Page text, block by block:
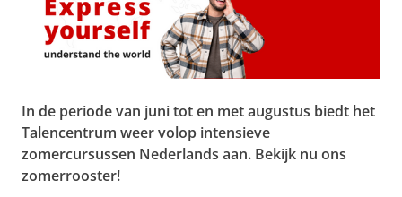
In de periode van juni tot en met augustus biedt het
Talencentrum weer volop intensieve
zomercursussen Nederlands aan. Bekijk nu ons
zomerrooster!